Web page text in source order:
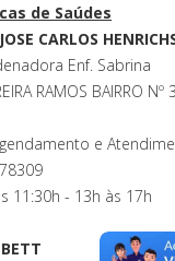
de Saúdes
CARLOS
Enf. Sabrina
RAMOS BAIRRO Nº
e
11:30h - 13h às 17h